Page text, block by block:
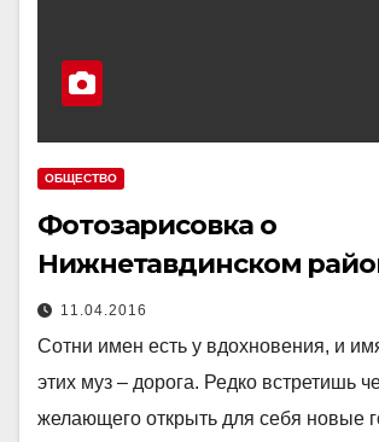
ОБЩЕСТВО
Фотозарисовка о
Нижнетавдинском
11.04.2016
Сотни имен есть у вдохновения, и
этих муз – дорога. Редко встретишь
желающего открыть для себя новые